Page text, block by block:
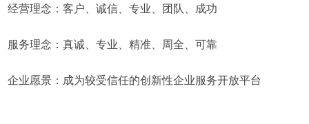
经营理念：客户、诚信、专业、团队、成功
服务理念：真诚、专业、精准、周全、可靠
企业愿景：成为较受信任的创新性企业服务开放平台